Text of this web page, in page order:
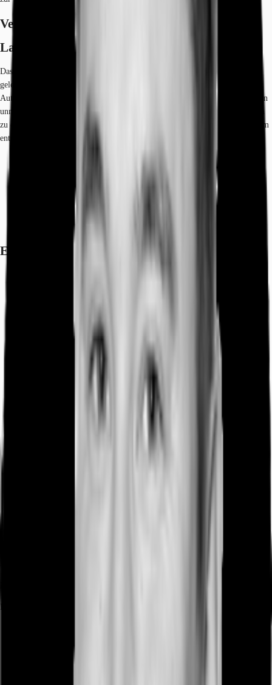
Verfügbare Fläche
Lage und Verkehrsanbindung
Das Objekt ist im nördlichen Teil Münchens im Stadtteil Schwabing-WEST
gelegen. Renommierte Firmen, Institute und Universitäten sind in ca. 3-5
Autominuten zu erreichen. Kliniken und Krankenhäuser befinden sich auch in
unmittelbarer Nähe. Die ÖPNV - Verbindungen sind in wenigen Gehminuten
zu erreichen (U-Bahn Haltestelle Josephsplatz und Hohenzollernplatz ca. 1 km
entfernt).
Straßenbahn/Tram, Barbarastraße, Linien 12, 19, Gehzeit: 4 min
Bus, Barbarastraße, Linien 53, 59, Gehzeit: 4 min
Bundesautobahn, A 99, Fahrzeit: 9 min
Bundesautobahn, A 96, Fahrzeit: 10 min
Flughafen, München, Fahrzeit: 28 min
Exposé herunterladen
Ihr Kontakt